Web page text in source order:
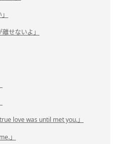
せないよ」
love was until met you.」
」